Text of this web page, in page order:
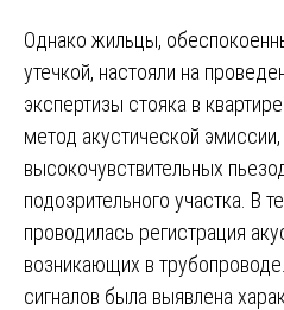
Однако жильцы,
утечкой, настояли на
экспертизы стояка в
метод акустической
высокочувствительных
подозрительного участка. В
проводилась регистрация
возникающих в
сигналов была выявлена